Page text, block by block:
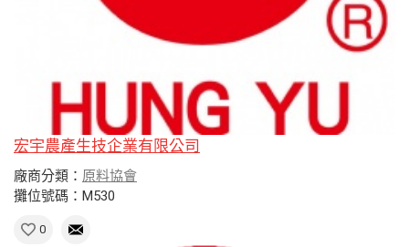
宏宇農產生技企業有限公司
廠商分類： 原料協會
攤位號碼：M530
0